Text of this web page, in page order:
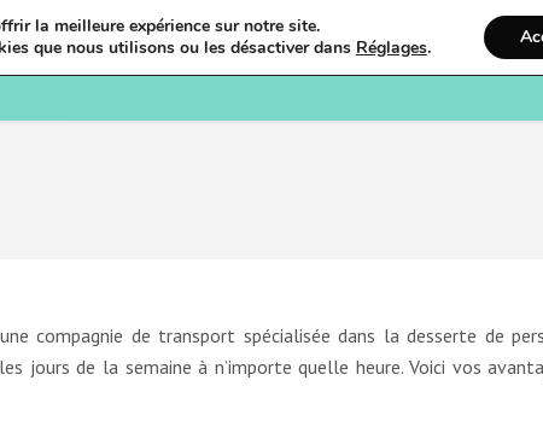
Bienvenue
compagnie de transport spécialisée dans la desserte de
jours de la semaine à n’importe quelle heure. Voici vos
la meilleure expérience sur notre site.
que nous utilisons ou les désactiver dans Réglages.